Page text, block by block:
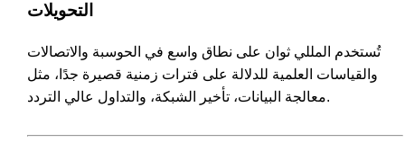
التحويلات
تُستخدم المللي ثوان على نطاق واسع في الحوسبة والاتصالات
والقياسات العلمية للدلالة على فترات زمنية قصيرة جدًا، مثل
معالجة البيانات، تأخير الشبكة، والتداول عالي التردد.